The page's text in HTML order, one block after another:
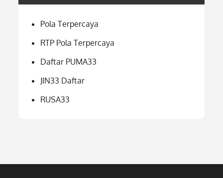
Pola Terpercaya
RTP Pola Terpercaya
Daftar PUMA33
JIN33 Daftar
RUSA33